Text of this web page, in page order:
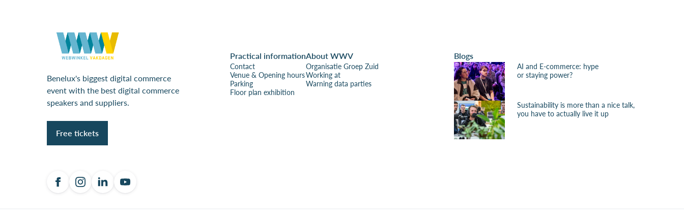
Benelux's biggest digital commerce
event with the best digital commerce
speakers and suppliers.
Free tickets
Practical information
Contact
Venue & Opening hours
Parking
Floor plan exhibition
About WWV
Organisatie Groep Zuid
Working at
Warning data parties
Blogs
AI and E-commerce: hype
or staying power?
Sustainability is more than a nice talk,
you have to actually live it up